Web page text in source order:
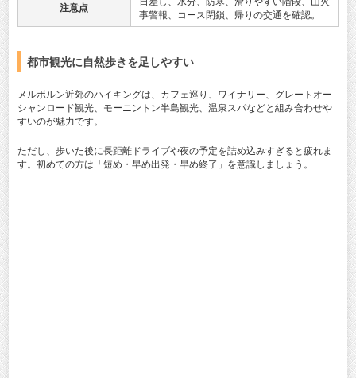
注意点
事警報、コース閉鎖、帰りの交通を確認。
都市観光に自然歩きを足しやすい
メルボルン近郊のハイキングは、カフェ巡り、ワイナリー、グレートオー
シャンロード観光、モーニントン半島観光、温泉スパなどと組み合わせや
すいのが魅力です。
ただし、歩いた後に長距離ドライブや夜の予定を詰め込みすぎると疲れま
す。初めての方は「短め・早め出発・早め終了」を意識しましょう。